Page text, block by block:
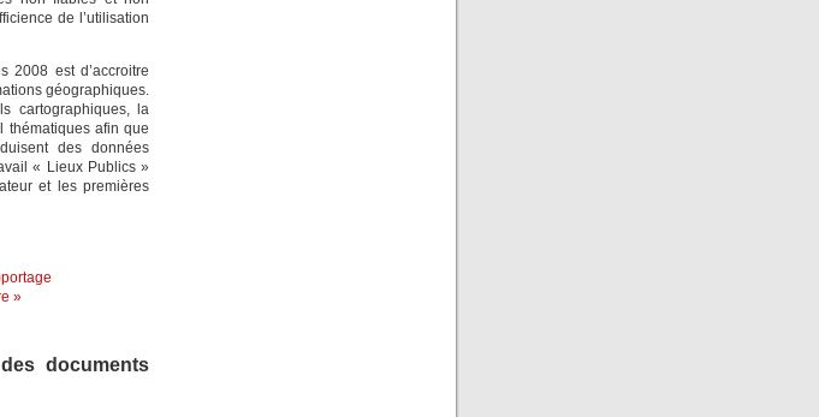
de l’utilisation
2008 est d’accroitre
géographiques.
cartographiques, la
thématiques afin que
des données
« Lieux Publics »
et les premières
»
documents